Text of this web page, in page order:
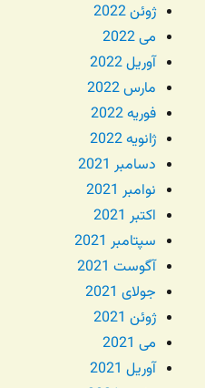
ژوئن 2022
می 2022
آوریل 2022
مارس 2022
فوریه 2022
ژانویه 2022
دسامبر 2021
نوامبر 2021
اکتبر 2021
سپتامبر 2021
آگوست 2021
جولای 2021
ژوئن 2021
می 2021
آوریل 2021